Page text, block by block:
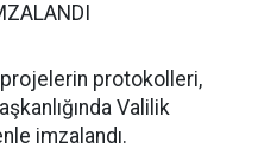
protokolleri,
Valilik
imzalandı.